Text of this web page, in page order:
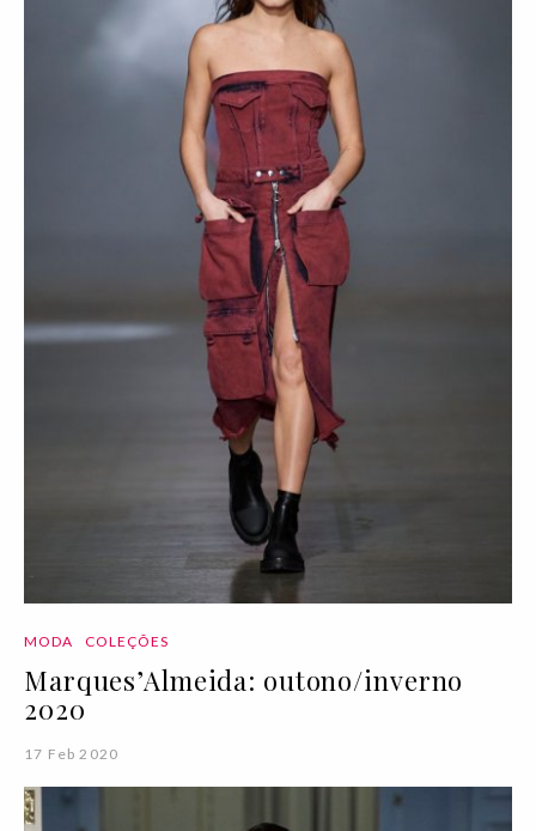
MODA COLEÇÕES
Marques’Almeida: outono/inverno
2020
17 Feb 2020